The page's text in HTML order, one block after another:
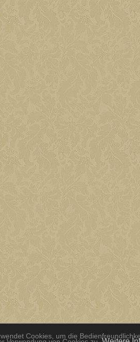
Cookies, um die